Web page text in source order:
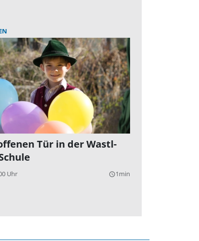
Tür in der Wastl-
Uhr query_builder1min